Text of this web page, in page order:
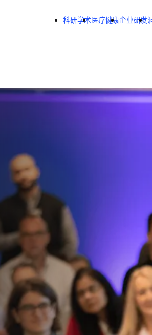
跳转到主内容
科研学术医疗健康企业研发